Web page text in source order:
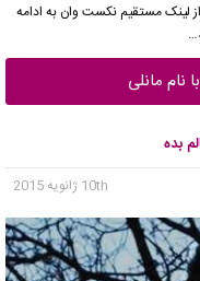
جهت دانلود آهنگ مانلی از رضایا با کیفیت ۱۲۸ و ۳۲۰ از لینک مستقیم نکست وان به ادامه
نام مانلی
بده
10th ژانویه 2015